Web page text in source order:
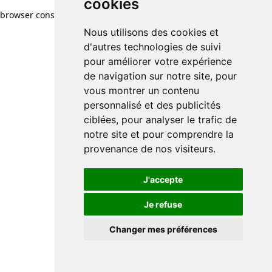
cookies
Nous utilisons des cookies et
d'autres technologies de suivi
pour améliorer votre expérience
de navigation sur notre site, pour
vous montrer un contenu
personnalisé et des publicités
ciblées, pour analyser le trafic de
notre site et pour comprendre la
provenance de nos visiteurs.
J'accepte
Je refuse
Changer mes préférences
cookies
Nous utilisons des cookies et
d'autres technologies de suivi
pour améliorer votre expérience
de navigation sur notre site, pour
vous montrer un contenu
personnalisé et des publicités
ciblées, pour analyser le trafic de
notre site et pour comprendre la
provenance de nos visiteurs.
J'accepte
Je refuse
Changer mes préférences
browser console for more information)